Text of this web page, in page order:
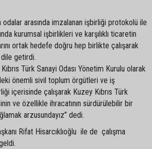
arasında imzalanan işbirliği protokolü ile
kurumsal işbirlikleri ve karşılıklı ticaretin
ortak hedefe doğru hep birlikte çalışarak
dile getirdi.
Türk Sanayi Odası Yönetim Kurulu olarak
önemli sivil toplum örgütleri ve iş
içerisinde çalışarak Kuzey Kıbrıs Türk
ve özellikle ihracatının sürdürülebilir bir
arzusundayız” dedi.
Rifat Hisarcıklıoğlu ile de çalışma